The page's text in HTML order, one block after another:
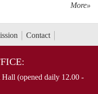
More»
Contact
(opened daily 12.00 -